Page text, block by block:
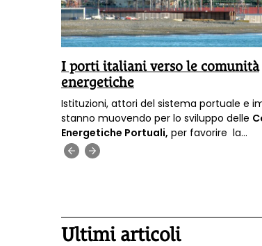
I porti italiani verso le comunità
energetiche
Istituzioni, attori del sistema portuale e
stanno muovendo per lo sviluppo delle
Energetiche Portuali, per favorire la
decarbonizzazione
Ultimi articoli